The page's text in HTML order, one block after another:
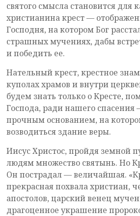
святого смысла становится для
христианина крест —
Господня, на котором Бог
страшных мучениях, дабы
и победить ее.
Нательный крест, крестное
куполах храмов и внутри
будем знать только о Кресте,
Господа, ради нашего спасения
прочным основанием, на
возводиться здание веры.
Иисус Христос, пройдя земной
людям множество святынь. Но
Он пострадал — величайшая.
прекрасная похвала христиан,
апостолов, царский венец
драгоценное украшение